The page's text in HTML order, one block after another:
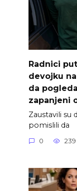
Radnici
devojku
da
zapanjeni
Zaustavili su
pomislili da
0 239